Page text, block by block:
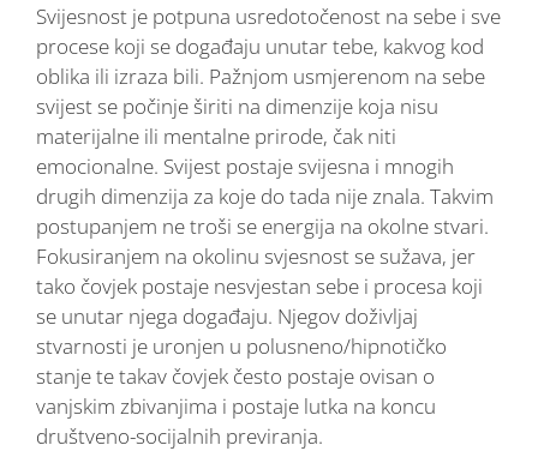
Svijesnost je potpuna usredotočenost na sebe i sve
procese koji se događaju unutar tebe, kakvog kod
oblika ili izraza bili. Pažnjom usmjerenom na sebe
svijest se počinje širiti na dimenzije koja nisu
materijalne ili mentalne prirode, čak niti
emocionalne. Svijest postaje svijesna i mnogih
drugih dimenzija za koje do tada nije znala. Takvim
postupanjem ne troši se energija na okolne stvari.
Fokusiranjem na okolinu svjesnost se sužava, jer
tako čovjek postaje nesvjestan sebe i procesa koji
se unutar njega događaju. Njegov doživljaj
stvarnosti je uronjen u polusneno/hipnotičko
stanje te takav čovjek često postaje ovisan o
vanjskim zbivanjima i postaje lutka na koncu
društveno-socijalnih previranja.